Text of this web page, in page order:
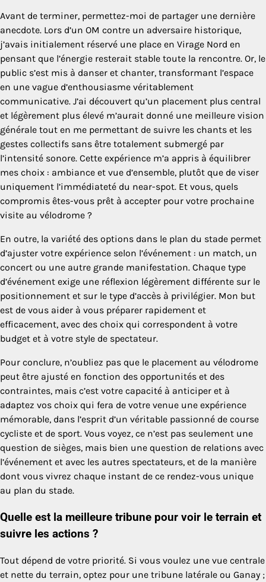
Avant de terminer, permettez-moi de partager une dernière
anecdote. Lors d’un OM contre un adversaire historique,
j’avais initialement réservé une place en Virage Nord en
pensant que l’énergie resterait stable toute la rencontre. Or, le
public s’est mis à danser et chanter, transformant l’espace
en une vague d’enthousiasme véritablement
communicative. J’ai découvert qu’un placement plus central
et légèrement plus élevé m’aurait donné une meilleure vision
générale tout en me permettant de suivre les chants et les
gestes collectifs sans être totalement submergé par
l’intensité sonore. Cette expérience m’a appris à équilibrer
mes choix : ambiance et vue d’ensemble, plutôt que de viser
uniquement l’immédiateté du near-spot. Et vous, quels
compromis êtes-vous prêt à accepter pour votre prochaine
visite au vélodrome ?
En outre, la variété des options dans le plan du stade permet
d’ajuster votre expérience selon l’événement : un match, un
concert ou une autre grande manifestation. Chaque type
d’événement exige une réflexion légèrement différente sur le
positionnement et sur le type d’accès à privilégier. Mon but
est de vous aider à vous préparer rapidement et
efficacement, avec des choix qui correspondent à votre
budget et à votre style de spectateur.
Pour conclure, n’oubliez pas que le placement au vélodrome
peut être ajusté en fonction des opportunités et des
contraintes, mais c’est votre capacité à anticiper et à
adaptez vos choix qui fera de votre venue une expérience
mémorable, dans l’esprit d’un véritable passionné de course
cycliste et de sport. Vous voyez, ce n’est pas seulement une
question de sièges, mais bien une question de relations avec
l’événement et avec les autres spectateurs, et de la manière
dont vous vivrez chaque instant de ce rendez-vous unique
au plan du stade.
Quelle est la meilleure tribune pour voir le terrain et
suivre les actions ?
Tout dépend de votre priorité. Si vous voulez une vue centrale
et nette du terrain, optez pour une tribune latérale ou Ganay ;